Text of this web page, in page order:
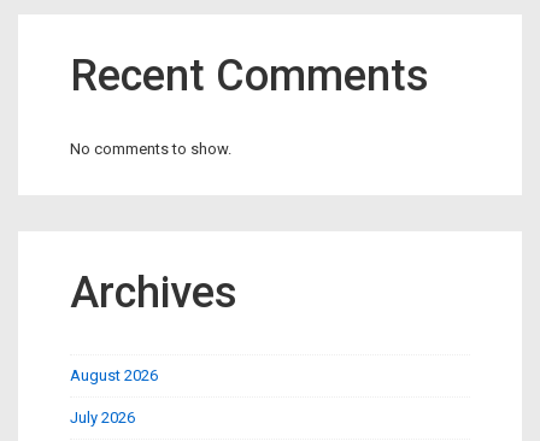
Recent Comments
No comments to show.
Archives
August 2026
July 2026